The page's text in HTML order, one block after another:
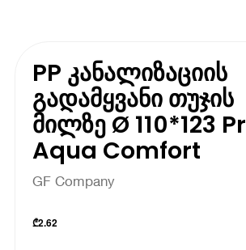
PP კანალიზაციის
გადამყვანი თუჯის
მილზე Ø 110*123
Aqua Comfort
GF Company
₾2.62